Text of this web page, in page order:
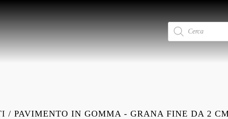
Ricerca
prodotti
/ PAVIMENTO IN GOMMA - GRANA FINE DA 2